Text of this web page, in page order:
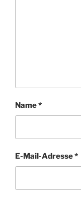
Name*
E-Mail-Adresse*